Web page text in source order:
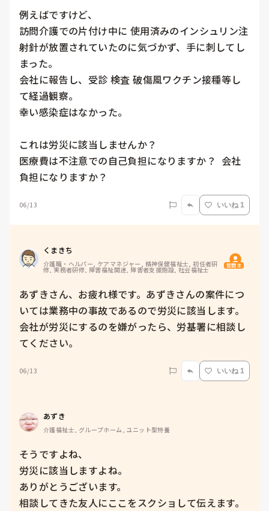
例えばですけど、
訪問介護での片付け中に 使用済みのインシュリン注
射針が放置されていたのに気づかず、手に刺してし
まった。
会社に報告し、受診 検査 破傷風ワクチン接種等し
て経過観察。
幸い感染症はなかった。
これは労災に該当しませんか？
医療費は不注意での自己負担になりますか？  会社
負担になりますか？
06/13 いいね 1
くまきち
介護職・ヘルパー, ケアマネジャー, 精神保健福祉士, 初任者研
修, 実務者研修, 障害福祉関連, 障害者支援施設, 社会福祉士 質問主
あずきさん、お疲れ様です。あずきさんの案件につ
いては業務中の事故であるので労災に該当します。
会社が労災にするのを嫌がったら、労基署に相談し
てください。
06/13 いいね 1
あずき
介護福祉士, グループホーム, ユニット型特養
そうですよね、
労災に該当しますよね。
ありがとうございます。
相談してきた友人にここをスクショして伝えます。